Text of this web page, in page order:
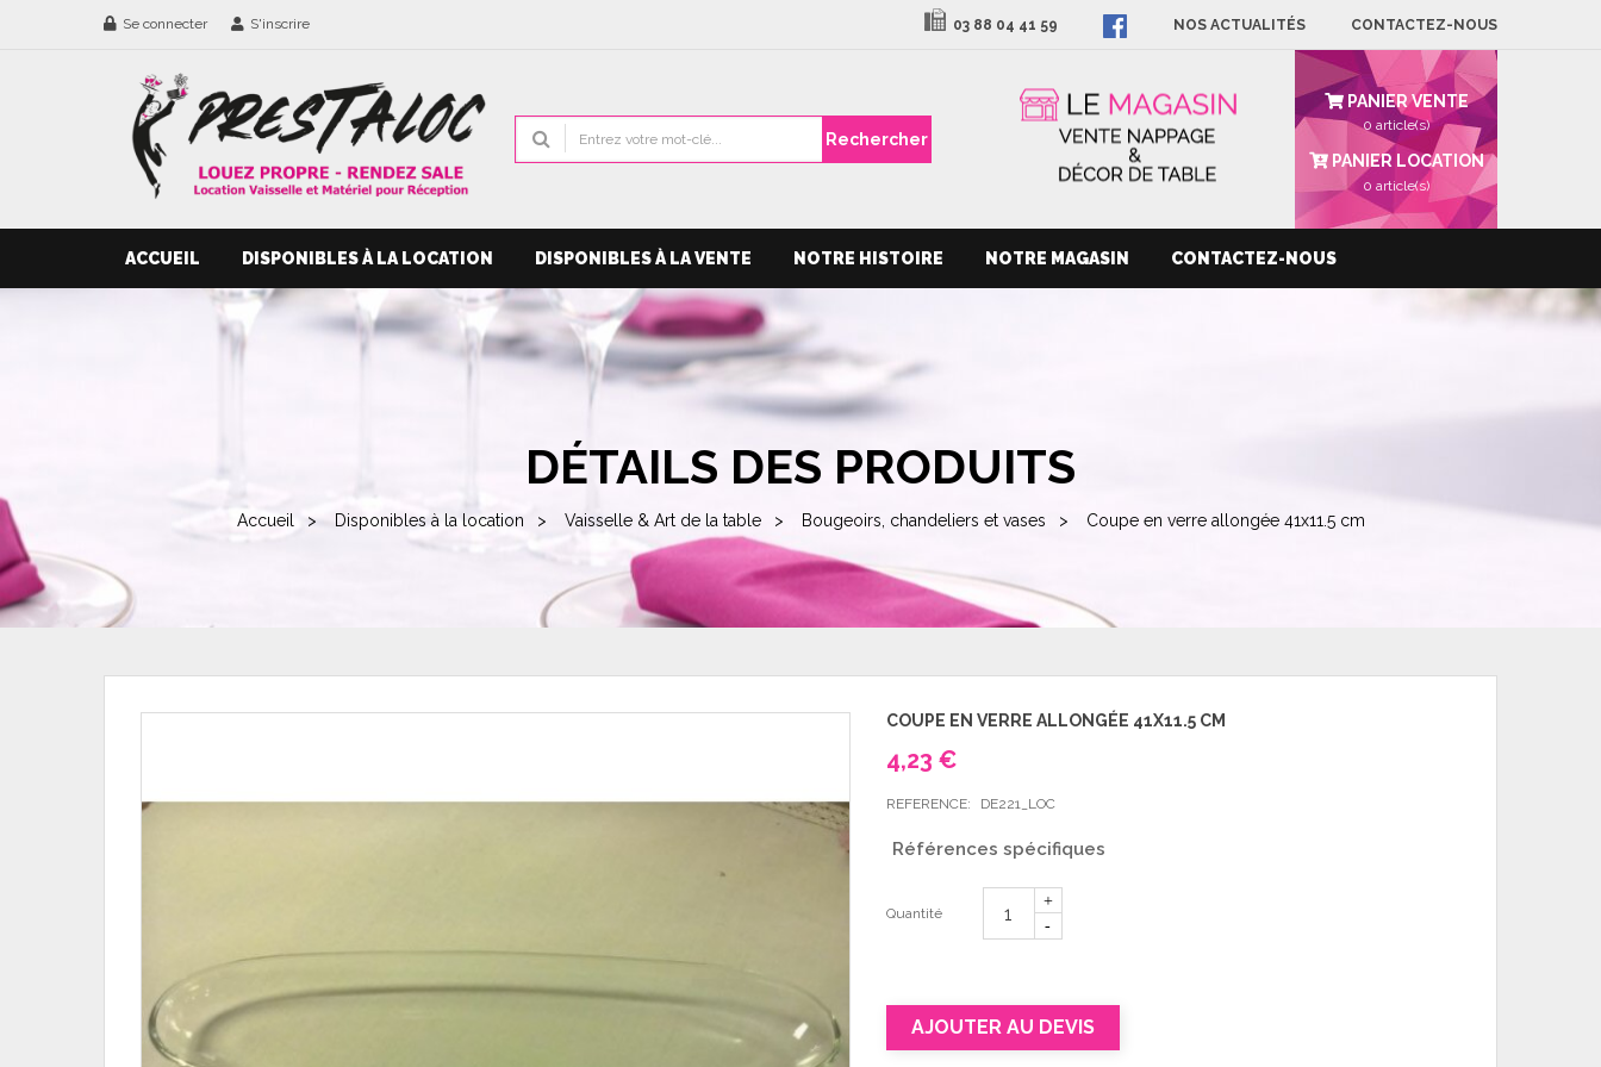
Se connecter S'inscrire 03 88 04 41 59 NOS ACTUALITÉS CONTACTEZ-NOUS
Rechercher
PANIER VENTE
0 article(s)
PANIER LOCATION
0 article(s)
ACCUEIL DISPONIBLES À LA LOCATION DISPONIBLES À LA VENTE NOTRE HISTOIRE NOTRE MAGASIN CONTACTEZ-NOUS
DÉTAILS DES PRODUITS
Accueil Disponibles à la location Vaisselle & Art de la table Bougeoirs, chandeliers et vases Coupe en verre allongée 41x11.5 cm
COUPE EN VERRE ALLONGÉE 41X11.5 CM
4,23 €
REFERENCE: DE221_LOC
Références spécifiques
Quantité
AJOUTER AU DEVIS